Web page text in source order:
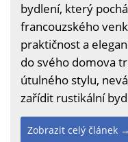
bydlení, který
francouzského
praktičnost a
do svého domova
útulného stylu,
zařídit rustikální
Zobrazit celý článek →